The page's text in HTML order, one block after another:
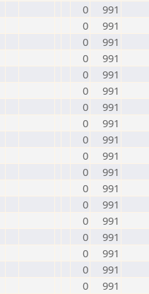
0
991
0
991
0
991
0
991
0
991
0
991
0
991
0
991
0
991
0
991
0
991
0
991
0
991
0
991
0
991
0
991
0
991
0
991